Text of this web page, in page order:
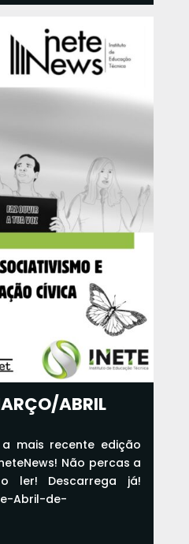
ABRIL
mais recente edição
Não percas a
ler! Descarrega já!
e-Abril-de-